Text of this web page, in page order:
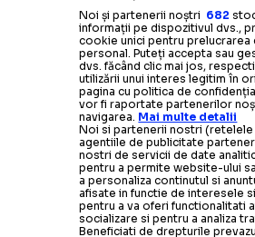
Noi și partenerii noștri 682
informații pe dispozitivul dvs.,
cookie unici pentru
personal. Puteți accepta sau
dvs. făcând clic mai jos,
utilizării unui interes legitim în
pagina cu politica de
vor fi raportate partenerilor
navigarea. Mai multe detalii
Noi si partenerii nostri (retelele
agentiile de publicitate
nostri de servicii de date
pentru a permite website-ului
a personaliza continutul si
afisate in functie de interesele
pentru a va oferi functionalitati
socializare si pentru a analiza
Beneficiati de drepturile